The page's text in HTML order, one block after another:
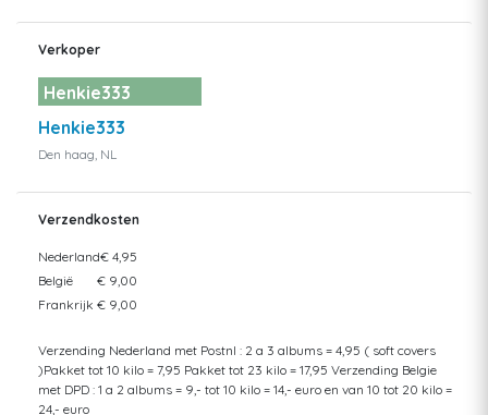
Verkoper
Henkie333
Henkie333
Den haag, NL
Verzendkosten
Nederland€ 4,95
België
€ 9,00
Frankrijk € 9,00
Verzending Nederland met Postnl : 2 a 3 albums = 4,95 ( soft covers
)Pakket tot 10 kilo = 7,95 Pakket tot 23 kilo = 17,95 Verzending Belgie
met DPD : 1 a 2 albums = 9,- tot 10 kilo = 14,- euro en van 10 tot 20 kilo =
24,- euro